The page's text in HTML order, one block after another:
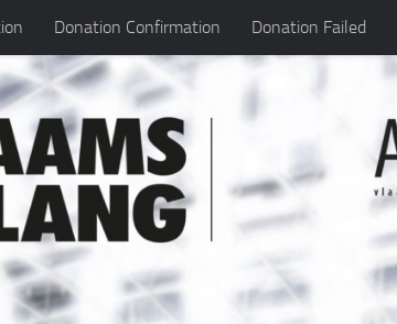
Donation Confirmation Donation Failed